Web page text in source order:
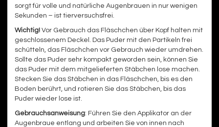
sorgt für volle und natürliche Augenbrauen in nur wenigen
Sekunden – ist tierversuchsfrei.
Wichtig! Vor Gebrauch das Fläschchen über Kopf halten mit
geschlossenem Deckel. Das Puder mit den Partikeln frei
schütteln, das Fläschchen vor Gebrauch wieder umdrehen.
Sollte das Puder sehr kompakt geworden sein, können Sie
das Puder mit dem mitgelieferten Stäbchen lose machen.
Stecken Sie das Stäbchen in das Fläschchen, bis es den
Boden berührt, und rotieren Sie das Stäbchen, bis das
Puder wieder lose ist.
Gebrauchsanweisung: Führen Sie den Applikator an der
Augenbraue entlang und arbeiten Sie von innen nach